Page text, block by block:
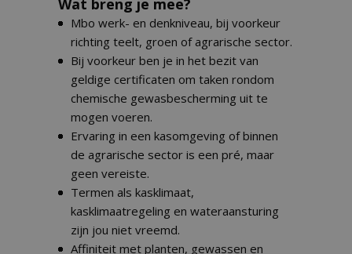
Wat breng je mee?
Mbo werk- en denkniveau, bij voorkeur
richting teelt, groen of agrarische sector.
Bij voorkeur ben je in het bezit van
geldige certificaten om taken rondom
chemische gewasbescherming uit te
mogen voeren.
Ervaring in een kasomgeving of binnen
de agrarische sector is een pré, maar
geen vereiste.
Termen als kasklimaat,
kasklimaatregeling en wateraansturing
zijn jou niet vreemd.
Affiniteit met planten, gewassen en